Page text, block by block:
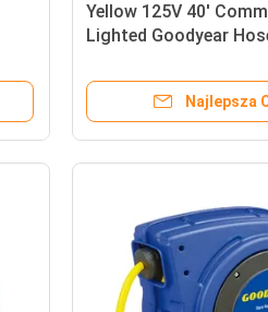
Yellow 125V 40'
Lighted Goodyear
Najlepsza